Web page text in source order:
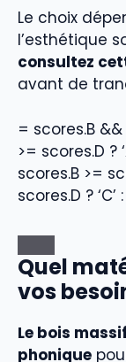
Le choix
l’esthétique
consultez
avant de
= scores.B
>= scores.D ?
scores.B >=
scores.D ? ‘C’
Quel
vos
Le bois
phonique